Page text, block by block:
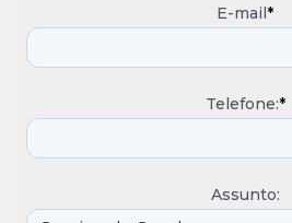
E-mail*
Telefone:*
Assunto: